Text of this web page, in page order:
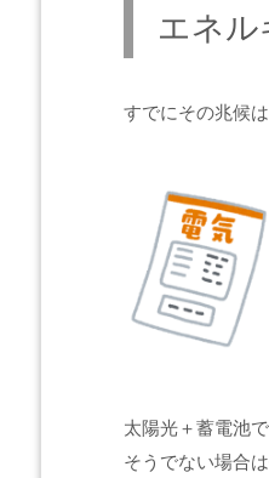
エネ
すでにその兆候
太陽光＋蓄電池
そうでない場合は